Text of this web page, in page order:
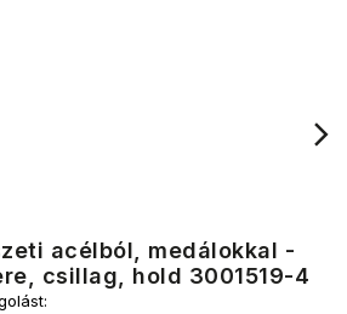
acélból, medálokkal -
csillag, hold 3001519-4